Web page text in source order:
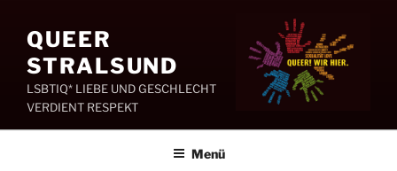
Inhalt
springenQUEER
STRALSUND
LSBTIQ* LIEBE UND GESCHLECHT
VERDIENT RESPEKT
Menü